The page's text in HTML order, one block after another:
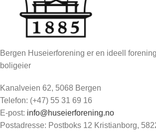
Bergen Huseierforening er en ideell
boligeier
Kanalveien 62, 5068 Bergen
Telefon: (+47) 55 31 69 16
E-post: info@huseierforening.no
Postadresse: Postboks 12 Kristianborg,